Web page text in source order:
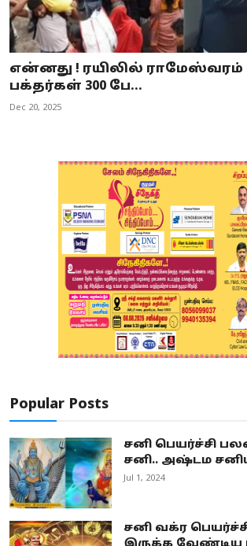
என்னது ! ரயிலில் ராமேஸ்வரம்
பக்தர்கள் 300 பே...
Dec 20, 2025
Popular Posts
சனி பெயர்ச்சி
சனி.. அஷ்டம
Jul 1, 2024
சனி வக்ர